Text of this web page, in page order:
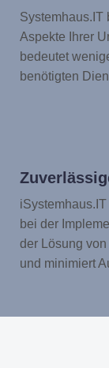
Systemhaus.IT
Aspekte Ihrer
bedeutet
benötigten
bei der
der Lösung
und minimiert